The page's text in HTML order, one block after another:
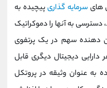
‌های سرمایه‌ گذاریپیچیده به
دسترسی به آنها را دموکراتیک
‌دهنده سهم در یک پرتفوی
دیجیتال دیگری قابل
به عنوان وثیقه در پروتکل